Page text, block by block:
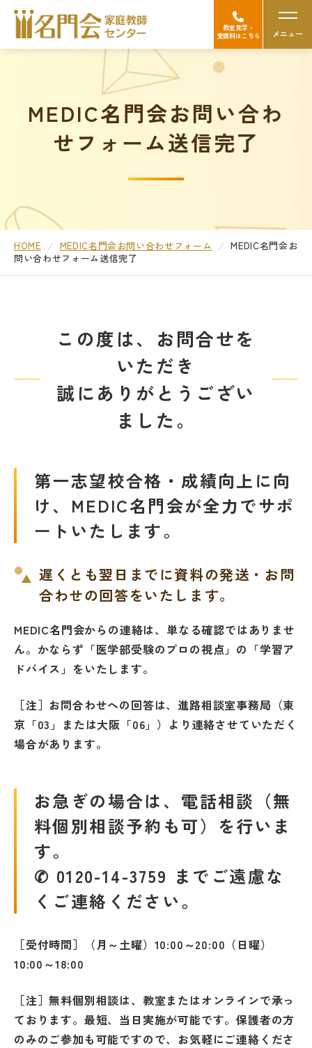
教室見学・
受講料はこちら メニュー
名門会の強み（選ばれる理由）
Googleの口コミを見る
高校受験/中高一貫対策
大学受験
対策講座・特別コース
受講までの流れ 教室を探す
会社概要プライバシーポリシー
カスタマーハラスメントに対する基本方針
リソー教育グループについて
名門会 公式SNS
ト」
企業・メディアの方はこちら
MEDIC名門会お問い合わ
せフォーム送信完了
HOME MEDIC名門会お問い合わせフォーム
MEDIC名門会お
問い合わせフォーム送信完了
この度は、お問合せを
いただき
誠にありがとうござい
ました。
第一志望校合格・成績向上に向
け、MEDIC名門会が全力でサポ
ートいたします。
遅くとも翌日までに資料の発送・お問
合わせの回答をいたします。
MEDIC名門会からの連絡は、単なる確認ではありませ
ん。 かならず「医学部受験のプロの視点」の「学習ア
ドバイス」をいたします。
［注］お問合わせへの回答は、進路相談室事務局（東
京「03」または大阪「06」）より連絡させていただく
場合があります。
お急ぎの場合は、電話相談（無
料個別相談予約も可）を行いま
す。
✆ 0120-14-3759 までご遠慮な
くご連絡ください。
［受付時間］（月～土曜）10:00～20:00（日曜）
10:00～18:00
［注］無料個別相談は、教室またはオンラインで承っ
ております。最短、当日実施が可能です。保護者の方
のみのご参加も可能ですので、お気軽にご連絡くださ